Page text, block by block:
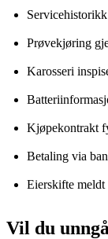
Prøvekjøring
Karosseri
Kjøpekontrakt
Betaling via
Eierskifte
Vil du